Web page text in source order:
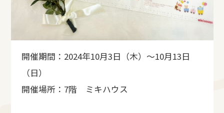
開催期間：2024年10月3日（木）～10月13日
（日）
開催場所：7階 ミキハウス